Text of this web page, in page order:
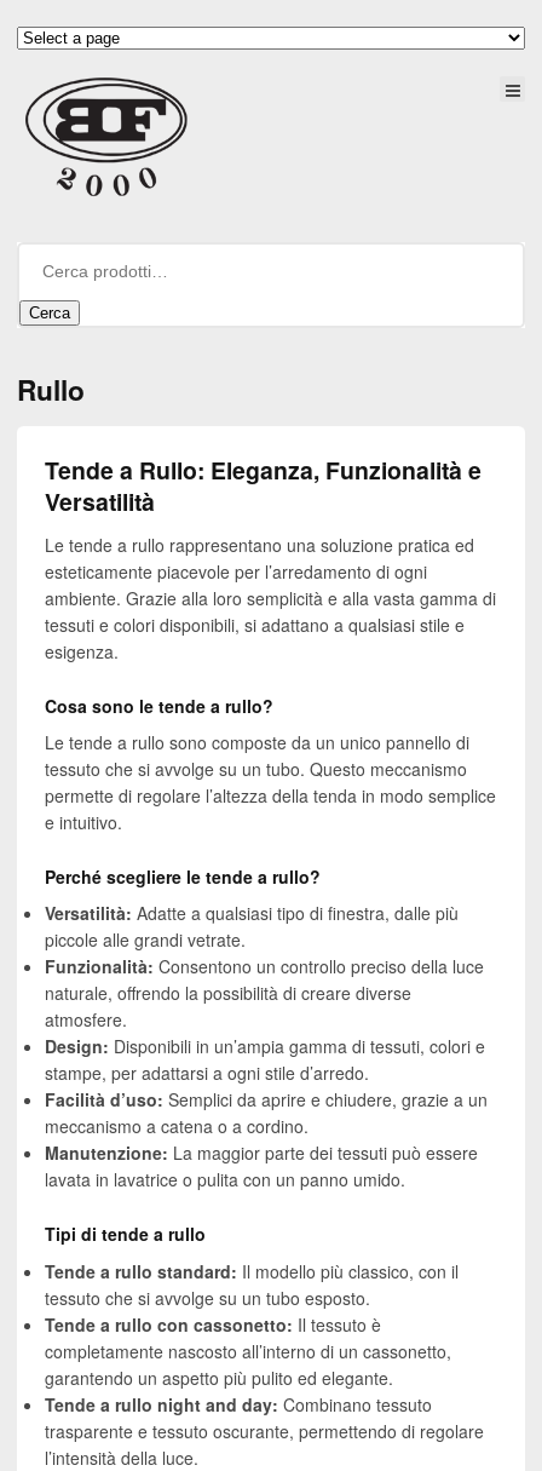
Cerca
Rullo
Tende a Rullo: Eleganza, Funzionalità e
Versatilità
Le tende a rullo rappresentano una soluzione pratica ed
esteticamente piacevole per l’arredamento di ogni
ambiente. Grazie alla loro semplicità e alla vasta gamma di
tessuti e colori disponibili, si adattano a qualsiasi stile e
esigenza.
Cosa sono le tende a rullo?
Le tende a rullo sono composte da un unico pannello di
tessuto che si avvolge su un tubo. Questo meccanismo
permette di regolare l’altezza della tenda in modo semplice
e intuitivo.
Perché scegliere le tende a rullo?
Versatilità: Adatte a qualsiasi tipo di finestra, dalle più
piccole alle grandi vetrate.
Funzionalità: Consentono un controllo preciso della luce
naturale, offrendo la possibilità di creare diverse
atmosfere.
Design: Disponibili in un’ampia gamma di tessuti, colori e
stampe, per adattarsi a ogni stile d’arredo.
Facilità d’uso: Semplici da aprire e chiudere, grazie a un
meccanismo a catena o a cordino.
Manutenzione: La maggior parte dei tessuti può essere
lavata in lavatrice o pulita con un panno umido.
Tipi di tende a rullo
Tende a rullo standard: Il modello più classico, con il
tessuto che si avvolge su un tubo esposto.
Tende a rullo con cassonetto: Il tessuto è
completamente nascosto all’interno di un cassonetto,
garantendo un aspetto più pulito ed elegante.
Tende a rullo night and day: Combinano tessuto
trasparente e tessuto oscurante, permettendo di regolare
l’intensità della luce.